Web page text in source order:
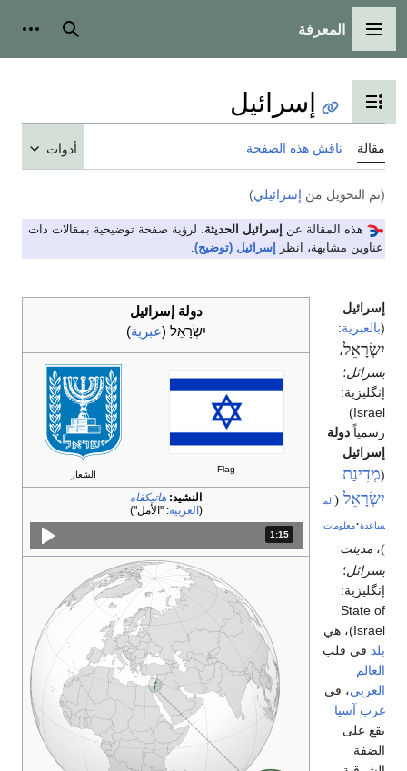
القائمة الرئيسية
المعرفة بحث
تبديل عرض جدول المحتويات
إسرائيل
ناقش هذه الصفحة أدوات
التحويل من إسرائيلي )
هذه المقالة عنإسرائيل الحديثة. لرؤية صفحة توضيحية بمقالات ذات
مشابهة، انظر
إسرائيل (توضيح).
دولة إسرائيل
יִשְׂרָאֵל (عبرية)
النشيد: هاتيكڤاه
العربية:"الأمل"
المدة: دقائق و 15 ثواني.
بالعبرية:
؛
)
دولة
מְדִינַת
(الم
·معلومات
مدينت
؛
State
)، هي
في قلب
، في
آسيا
على